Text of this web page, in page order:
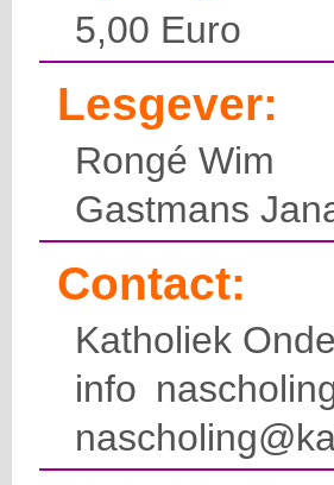
5,00 Euro
Lesgever:
Rongé Wim
Gastmans
Contact:
Katholiek
info